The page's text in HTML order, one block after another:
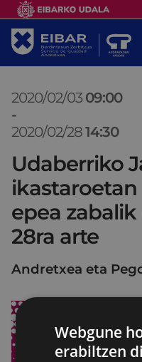
2020/02/03 09:00
-
2020/02/2814:30
Udaberriko
epea
28ra arte
Andretxea eta
Webgune
erabiltzen